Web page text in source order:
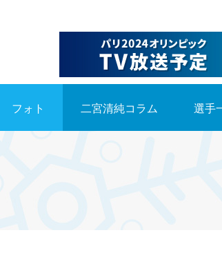
フォト 二宮清純コラム 選手